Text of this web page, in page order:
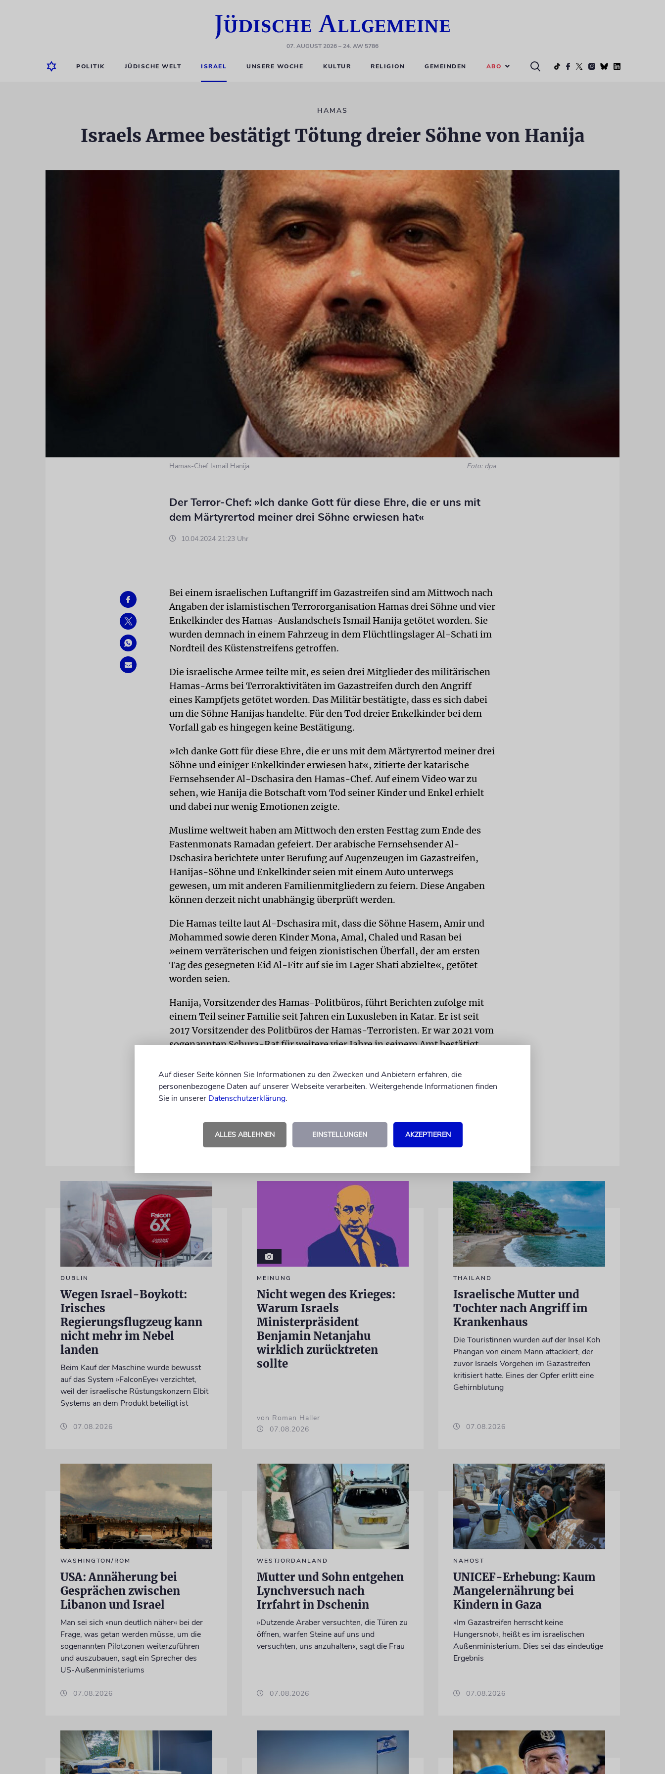
07. AUGUST 2026– 24. AW 5786
POLITIK JÜDISCHE WELT ISRAEL UNSERE WOCHE KULTUR RELIGION GEMEINDEN ABO
HAMAS
Israels Armee bestätigt Tötung dreier Söhne von Hanija
Hamas-Chef Ismail Hanija Foto: dpa
Der Terror-Chef: »Ich danke Gott für diese Ehre, die er uns mit
dem Märtyrertod meiner drei Söhne erwiesen hat«
10.04.2024 21:23 Uhr
Bei einem israelischen Luftangriff im Gazastreifen sind am Mittwoch nach
Angaben der islamistischen Terrororganisation Hamas drei Söhne und vier
Enkelkinder des Hamas-Auslandschefs Ismail Hanija getötet worden. Sie
wurden demnach in einem Fahrzeug in dem Flüchtlingslager Al-Schati im
Nordteil des Küstenstreifens getroffen.
Die israelische Armee teilte mit, es seien drei Mitglieder des militärischen
Hamas-Arms bei Terroraktivitäten im Gazastreifen durch den Angriff
eines Kampfjets getötet worden. Das Militär bestätigte, dass es sich dabei
um die Söhne Hanijas handelte. Für den Tod dreier Enkelkinder bei dem
Vorfall gab es hingegen keine Bestätigung.
»Ich danke Gott für diese Ehre, die er uns mit dem Märtyrertod meiner drei
Söhne und einiger Enkelkinder erwiesen hat«, zitierte der katarische
Fernsehsender Al-Dschasira den Hamas-Chef. Auf einem Video war zu
sehen, wie Hanija die Botschaft vom Tod seiner Kinder und Enkel erhielt
und dabei nur wenig Emotionen zeigte.
Muslime weltweit haben am Mittwoch den ersten Festtag zum Ende des
Fastenmonats Ramadan gefeiert. Der arabische Fernsehsender Al-
Dschasira berichtete unter Berufung auf Augenzeugen im Gazastreifen,
Hanijas-Söhne und Enkelkinder seien mit einem Auto unterwegs
gewesen, um mit anderen Familienmitgliedern zu feiern. Diese Angaben
können derzeit nicht unabhängig überprüft werden.
Die Hamas teilte laut Al-Dschasira mit, dass die Söhne Hasem, Amir und
Mohammed sowie deren Kinder Mona, Amal, Chaled und Rasan bei
»einem verräterischen und feigen zionistischen Überfall, der am ersten
Tag des gesegneten Eid Al-Fitr auf sie im Lager Shati abzielte«, getötet
worden seien.
Hanija, Vorsitzender des Hamas-Politbüros, führt Berichten zufolge mit
einem Teil seiner Familie seit Jahren ein Luxusleben in Katar. Er ist seit
2017 Vorsitzender des Politbüros der Hamas-Terroristen. Er war 2021 vom
sogenannten Schura-Rat für weitere vier Jahre in seinem Amt bestätigt
Er gilt als »übergreifender« Chef der Hamas, während Jihia al-Sinwar Chef
im Gazastreifen ist. Hanija wurde 1963 im Flüchtlingslager Al-Schati
DUBLIN
Wegen Israel-Boykott:
Irisches
Regierungsflugzeug kann
nicht mehr im Nebel
landen
Beim Kauf der Maschine wurde bewusst
auf das System »FalconEye« verzichtet,
weil der israelische Rüstungskonzern Elbit
Systems an dem Produkt beteiligt ist
07.08.2026
MEINUNG
Nicht wegen des Krieges:
Warum Israels
Ministerpräsident
Benjamin Netanjahu
wirklich zurücktreten
sollte
von Roman Haller
07.08.2026
THAILAND
Israelische Mutter und
Tochter nach Angriff im
Krankenhaus
Die Touristinnen wurden auf der Insel Koh
Phangan von einem Mann attackiert, der
zuvor Israels Vorgehen im Gazastreifen
kritisiert hatte. Eines der Opfer erlitt eine
Gehirnblutung
07.08.2026
WASHINGTON/ROM
USA: Annäherung bei
Gesprächen zwischen
Libanon und Israel
Man sei sich »nun deutlich näher« bei der
Frage, was getan werden müsse, um die
sogenannten Pilotzonen weiterzuführen
und auszubauen, sagt ein Sprecher des
US-Außenministeriums
07.08.2026
WESTJORDANLAND
Mutter und Sohn entgehen
Lynchversuch nach
Irrfahrt in Dschenin
»Dutzende Araber versuchten, die Türen zu
öffnen, warfen Steine auf uns und
versuchten, uns anzuhalten«, sagt die Frau
07.08.2026
NAHOST
UNICEF-Erhebung: Kaum
Mangelernährung bei
Kindern in Gaza
»Im Gazastreifen herrscht keine
Hungersnot«, heißt es im israelischen
Außenministerium. Dies sei das eindeutige
Ergebnis
07.08.2026
Auf dieser Seite können Sie Informationen zu den Zwecken und Anbietern erfahren, die
personenbezogene Daten auf unserer Webseite verarbeiten. Weitergehende Informationen finden
Sie in unserer Datenschutzerklärung.
ALLES ABLEHNEN EINSTELLUNGEN AKZEPTIEREN